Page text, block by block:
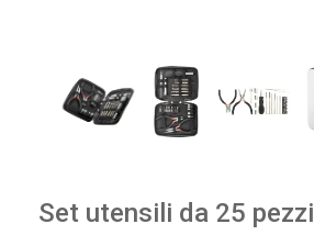
Set utensili da 25 pezzi